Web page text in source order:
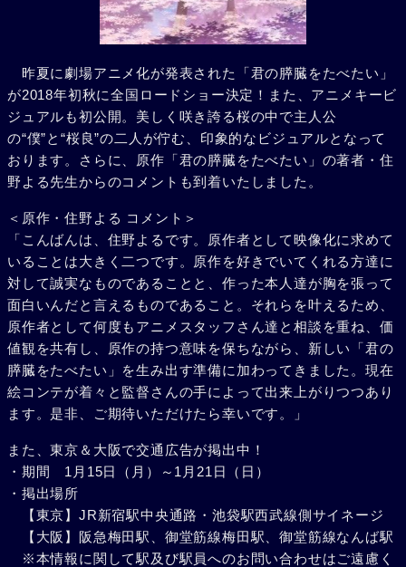
昨夏に劇場アニメ化が発表された「君の膵臓をたべたい」
が2018年初秋に全国ロードショー決定！また、アニメキービ
ジュアルも初公開。美しく咲き誇る桜の中で主人公
の“僕”と“桜良”の二人が佇む、印象的なビジュアルとなって
おります。さらに、原作「君の膵臓をたべたい」の著者・住
野よる先生からのコメントも到着いたしました。
＜原作・住野よる コメント＞
「こんばんは、住野よるです。原作者として映像化に求めて
いることは大きく二つです。原作を好きでいてくれる方達に
対して誠実なものであることと、作った本人達が胸を張って
面白いんだと言えるものであること。それらを叶えるため、
原作者として何度もアニメスタッフさん達と相談を重ね、価
値観を共有し、原作の持つ意味を保ちながら、新しい「君の
膵臓をたべたい」を生み出す準備に加わってきました。現在
絵コンテが着々と監督さんの手によって出来上がりつつあり
ます。是非、ご期待いただけたら幸いです。」
また、東京＆大阪で交通広告が掲出中！
・期間 1月15日（月）～1月21日（日）
・掲出場所
【東京】JR新宿駅中央通路・池袋駅西武線側サイネージ
【大阪】阪急梅田駅、御堂筋線梅田駅、御堂筋線なんば駅
※本情報に関して駅及び駅員へのお問い合わせはご遠慮く